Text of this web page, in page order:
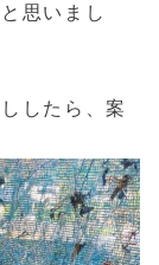
思いまし
したら、案